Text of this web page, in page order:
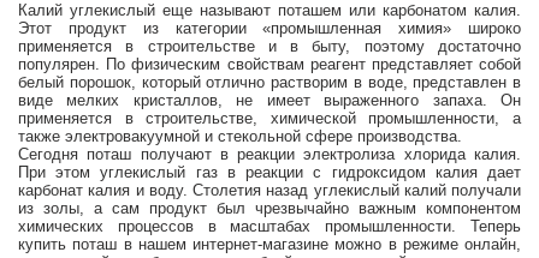
Калий углекислый еще называют поташем или карбонатом калия.
Этот продукт из категории «промышленная химия» широко
применяется в строительстве и в быту, поэтому достаточно
популярен. По физическим свойствам реагент представляет собой
белый порошок, который отлично растворим в воде, представлен в
виде мелких кристаллов, не имеет выраженного запаха. Он
применяется в строительстве, химической промышленности, а
также электровакуумной и стекольной сфере производства.
Сегодня поташ получают в реакции электролиза хлорида калия.
При этом углекислый газ в реакции с гидроксидом калия дает
карбонат калия и воду. Столетия назад углекислый калий получали
из золы, а сам продукт был чрезвычайно важным компонентом
химических процессов в масштабах промышленности. Теперь
купить поташ в нашем интернет-магазине можно в режиме онлайн,